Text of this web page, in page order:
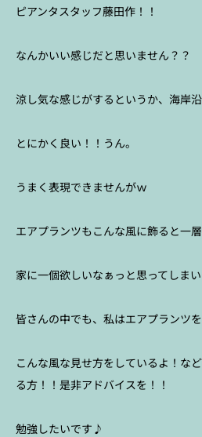
ピアンタスタッフ藤田作！！
なんかいい感じだと思いません？？
涼し気な感じがするというか、海岸
とにかく良い！！うん。
うまく表現できませんがｗ
エアプランツもこんな風に飾ると一
家に一個欲しいなぁっと思ってしま
皆さんの中でも、私はエアプランツ
こんな風な見せ方をしているよ！な
る方！！是非アドバイスを！！
勉強したいです♪